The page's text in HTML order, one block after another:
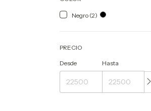
Negro (2)
PRECIO
Desde Hasta